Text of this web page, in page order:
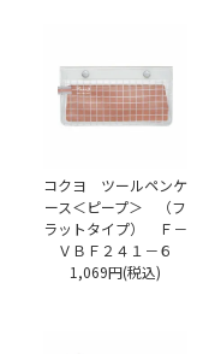
コクヨ ツールペンケ
ース＜ピープ＞ （フ
ラットタイプ） Ｆ－
ＶＢＦ２４１－６
1,069円(税込)